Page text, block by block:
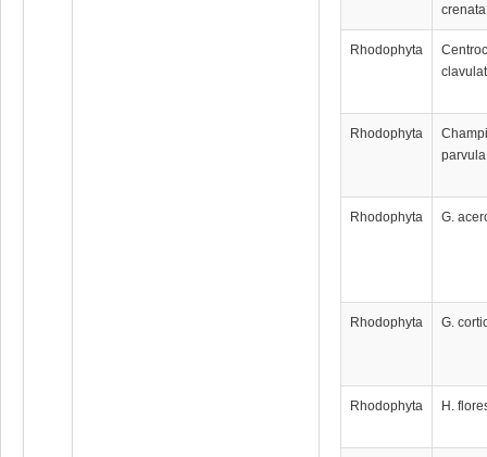
crenata
Rhodophyta
Rhodophyta
parvula
Rhodophyta G.
Rhodophyta G.
Rhodophyta H.